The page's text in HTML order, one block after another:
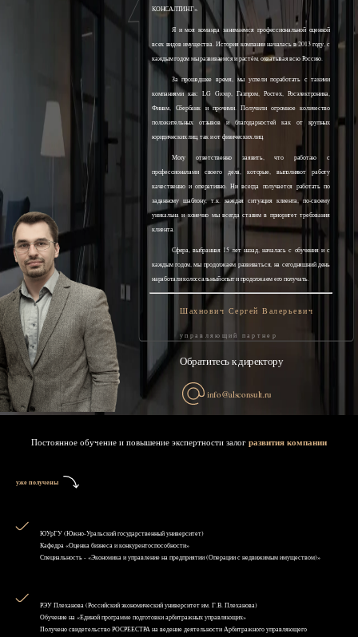
КОНСАЛТИНГ».
Я и моя команда занимаемся профессиональной оценкой
всех видов имущества. История компании началась в 2013 году, с
каждым годом мы развиваемся и растём, охватывая всю Россию.
За прошедшее время, мы успели поработать с такими
компаниями как: LG Group, Газпром, Ростех, Росэлектроника,
Финам, Сбербанк и прочими. Получили огромное количество
положительных отзывов и благодарностей как от крупных
юридических лиц, так и от физических лиц.
Могу ответственно заявить, что работаю с
профессионалами своего дела, которые, выполняют работу
качественно и оперативно. Ни всегда получается работать по
заданному шаблону, т.к. каждая ситуация клиента, по-своему
уникальна и конечно мы всегда ставим в приоритет требования
клиента.
Сфера, выбранная 15 лет назад, началась с обучения и с
каждым годом, мы продолжаем развиваться, на сегодняшний день
наработали колоссальный опыт и продолжаем его получать.
Шахнович Сергей Валерьевич
управляющий партнер
Обратитесь к директору
info@alsconsult.ru
Постоянное обучение и повышение экспертности залог развития компании
уже получены
ЮУрГУ (Южно-Уральский государственный университет)
Кафедра «Оценка бизнеса и конкурентоспособности»
Специальность - «Экономика и управление на предприятии (Операции с недвижимым имуществом)»
РЭУ Плеханова (Российский экономический университет им. Г.В. Плеханова)
Обучение на «Единой программе подготовки арбитражных управляющих»
Получено свидетельство РОСРЕЕСТРА на ведение деятельности Арбитражного управляющего